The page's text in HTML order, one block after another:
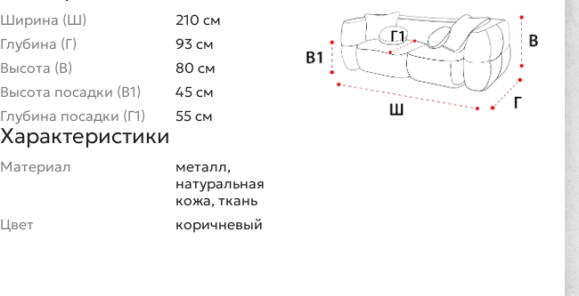
Ширина (Ш)
210 см
Глубина (Г)
93 см
Высота (В)
80 см
Высота посадки (В1)
45 см
Глубина посадки (Г1)
55 см
Характеристики
Материал
металл,
натуральная
кожа, ткань
Цвет
коричневый